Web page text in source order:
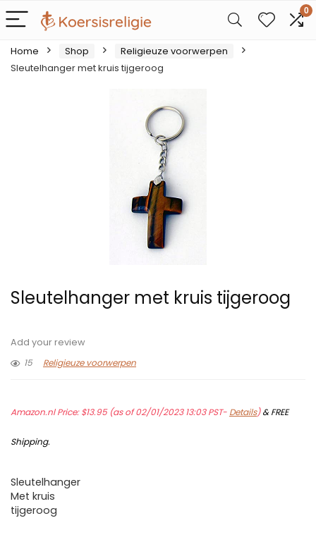
0
Home Shop
Religieuze voorwerpen
Sleutelhanger met kruis tijgeroog
Sleutelhanger met kruis tijgeroog
Add your review
15
Religieuze voorwerpen
Amazon.nl Price:$13.95(as of 02/01/2023 13:03 PST- Details)&FREE
Shipping.
Sleutelhanger
Met kruis
tijgeroog